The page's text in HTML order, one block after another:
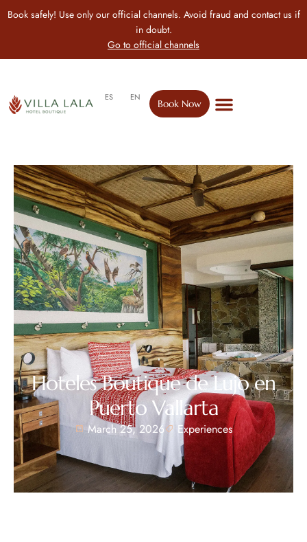
Book safely! Use only our official channels. Avoid fraud and contact us if
in doubt.
Go to official channels
ES EN
Book Now
Hoteles Boutique de Lujo en
Puerto Vallarta
March 25, 2026 Experiences